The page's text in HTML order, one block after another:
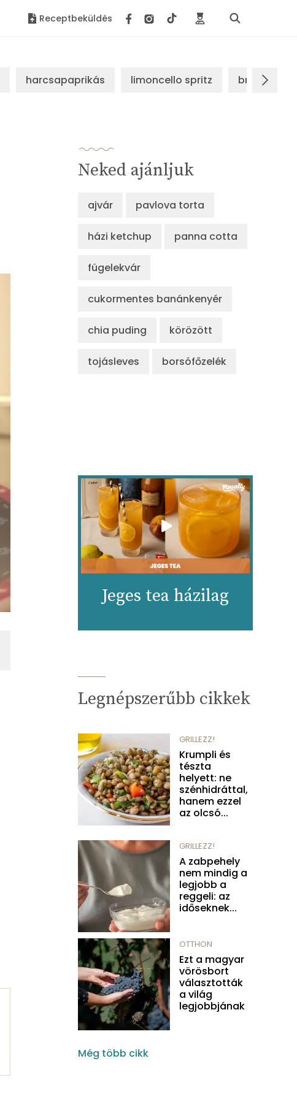
Receptbeküldés
harcsapaprikás limoncello spritz brassói
Neked ajánljuk
ajvár pavlova torta
házi ketchup panna cotta
fügelekvár
cukormentes banánkenyér
chia puding körözött
tojásleves borsófőzelék
Jeges tea házilag
Legnépszerűbb cikkek
GRILLEZZ!
Krumpli és
tészta
helyett: ne
szénhidráttal,
hanem ezzel
az olcsó...
GRILLEZZ!
A zabpehely
nem mindig a
legjobb a
reggeli: az
időseknek...
OTTHON
Ezt a magyar
vörösbort
választották
a világ
legjobbjának
Még több cikk